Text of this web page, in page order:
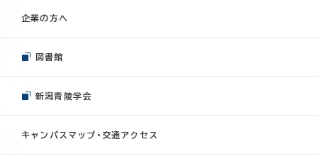
企業の方へ
図書館
新潟青陵学会
キャンパスマップ・交通アクセス